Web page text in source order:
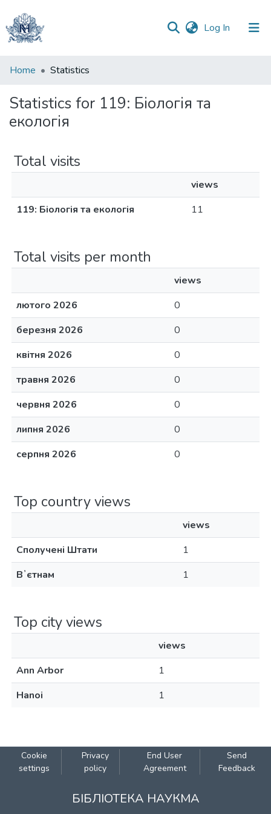
Log In (current)
Communities
Collections
All of DSpace
Home Statistics
Statistics for 119: Біологія та
екологія
Total visits
views
119: Біологія та екологія
11
Total visits per month
views
лютого 2026
0
березня 2026
0
квітня 2026
0
травня 2026
0
червня 2026
0
липня 2026
0
серпня 2026
0
Top country views
views
Сполучені Штати
1
Вʼєтнам
1
Top city views
views
Ann Arbor
1
Hanoi
1
Cookie
settings
Privacy
policy
End User
Agreement
Send
Feedback
БІБЛІОТЕКА НАУКМА